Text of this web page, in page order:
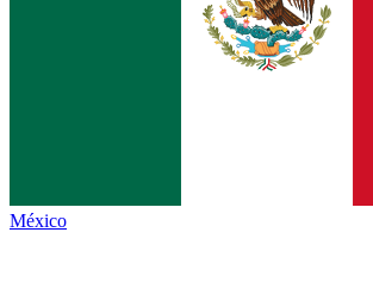
México